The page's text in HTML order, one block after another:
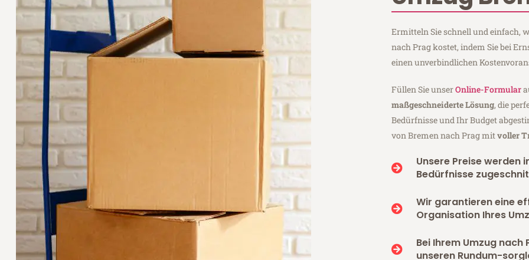
Ermitteln Sie schnell und einfach,
nach Prag kostet, indem Sie bei
einen unverbindlichen
Füllen Sie unserOnline-Formular
maßgeschneiderte Lösung, die
Bedürfnisse und Ihr Budget
von Bremen nach Prag mitvoller
Unsere Preise werden
Bedürfnisse
Wir garantieren eine
Organisation Ihres
Bei Ihrem Umzug nach
unseren Rundum-